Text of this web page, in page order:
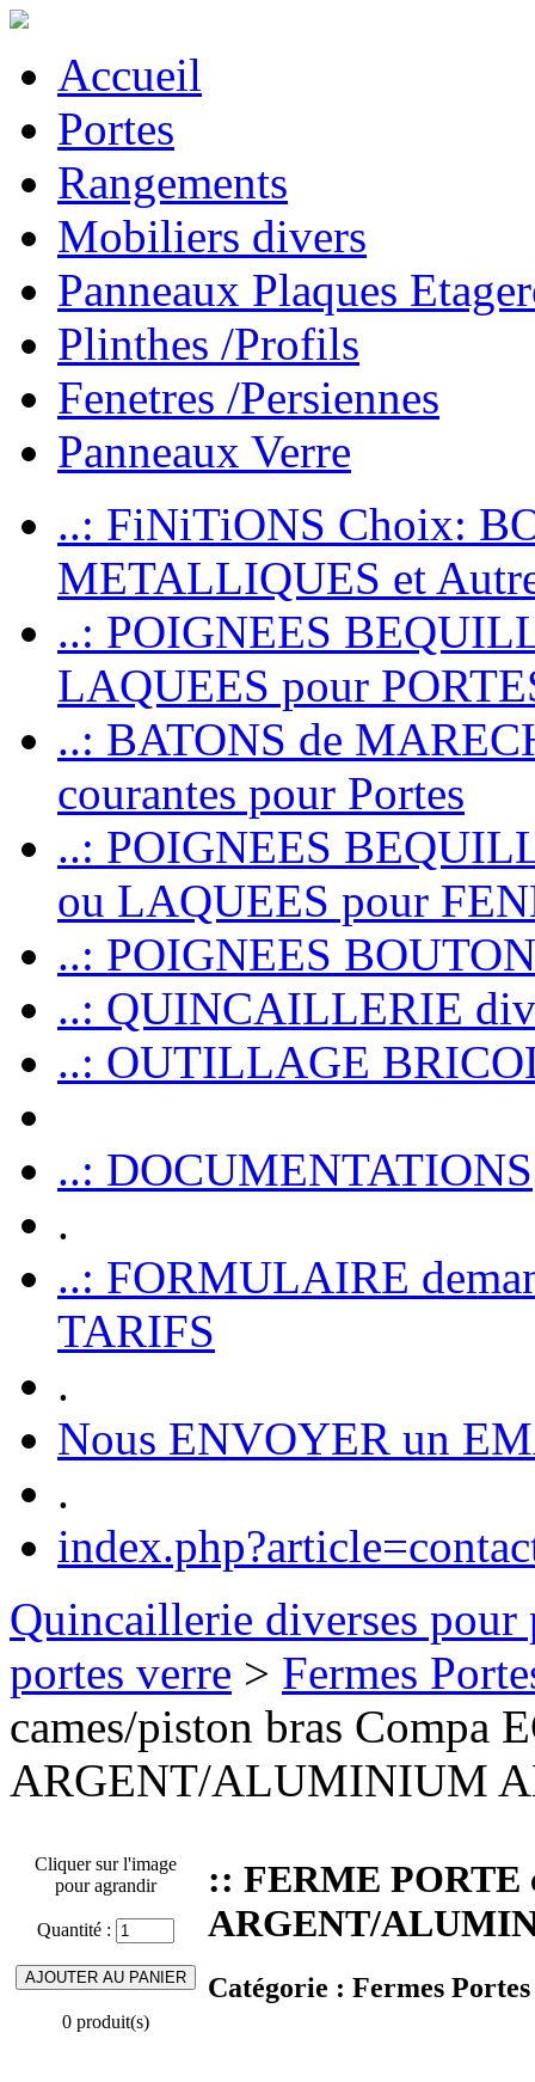
Accueil
Portes
Rangements
Mobiliers divers
Panneaux Plaques
Plinthes /Profils
Fenetres /Persiennes
Panneaux Verre
..: FiNiTiONS Choix:
METALLIQUES et
..: POIGNEES
LAQUEES pour
..: BATONS de
courantes pour Portes
..: POIGNEES
ou LAQUEES pour
..: POIGNEES
..: QUINCAILLERIE
..: OUTILLAGE
..: DOCUMENTATIONS
.
..: FORMULAIRE
TARIFS
.
Nous ENVOYER un
.
Quincaillerie diverses pour
portes verre > Fermes
cames/piston bras Compa
ARGENT/ALUMINIUM
Cliquer sur l'image
pour agrandir
Quantité :
0 produit(s)
:: FERME PORTE
ARGENT/
Catégorie : Fermes Portes